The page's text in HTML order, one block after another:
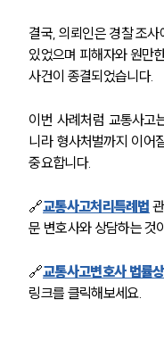
음주운전·
뉴스
대
결국, 의뢰인은 경찰 조
있었으며 피해자와 원만
사건이 종결되었습니다.
이번 사례처럼 교통사고
니라 형사처벌까지 이어
중요합니다.
🔗교통사고처리특례법
문 변호사와 상담하는 것
🔗교통사고변호사 법률
링크를 클릭해보세요.